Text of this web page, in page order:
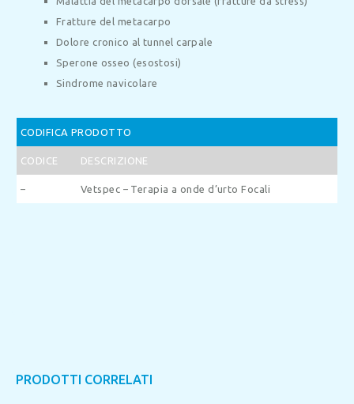
Fratture del metacarpo
Dolore cronico al tunnel carpale
Sperone osseo (esostosi)
Sindrome navicolare
CODIFICA PRODOTTO
CODICE DESCRIZIONE
– Vetspec – Terapia a onde d’urto Focali
PRODOTTI CORRELATI